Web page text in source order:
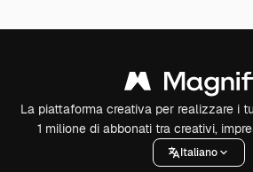
La piattaforma creativa per realizzare i
1 milione di abbonati tra creativi,
Italiano